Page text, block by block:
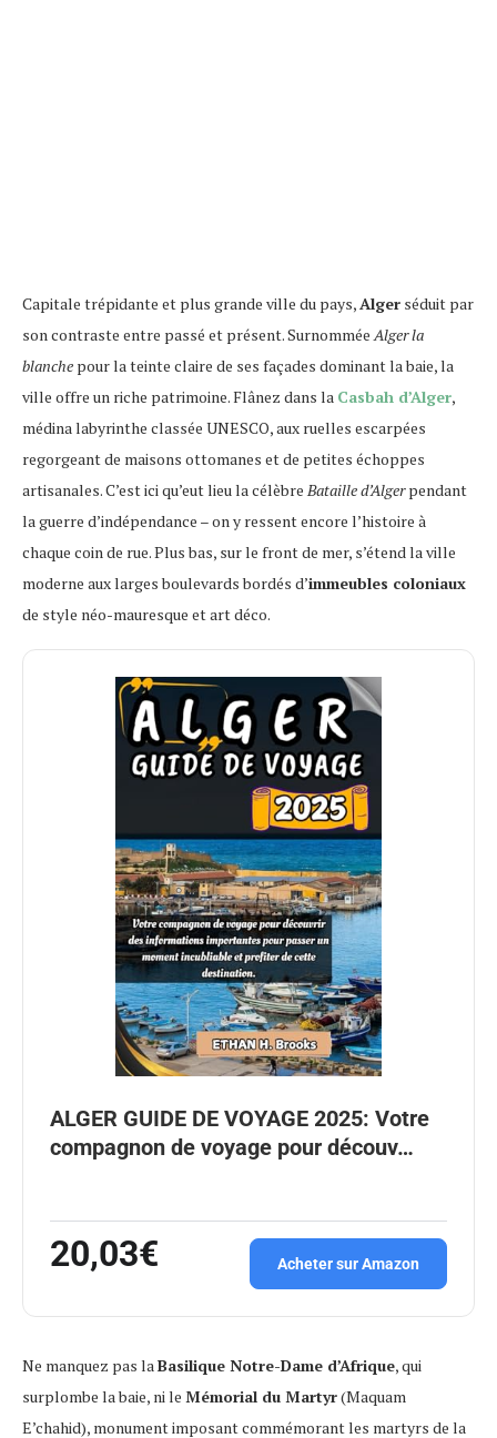
Capitale trépidante et plus grande ville du pays,Alger séduit par
son contraste entre passé et présent. SurnomméeAlger la
blanche pour la teinte claire de ses façades dominant la baie, la
ville offre un riche patrimoine. Flânez dans la Casbah d’Alger,
médina labyrinthe classée UNESCO, aux ruelles escarpées
regorgeant de maisons ottomanes et de petites échoppes
artisanales. C’est ici qu’eut lieu la célèbre Bataille d’Algerpendant
la guerre d’indépendance – on y ressent encore l’histoire à
chaque coin de rue. Plus bas, sur le front de mer, s’étend la ville
moderne aux larges boulevards bordés d’immeubles coloniaux
de style néo-mauresque et art déco.
ALGER GUIDE DE VOYAGE 2025: Votre
compagnon de voyage pour découv…
20,03€ Acheter sur Amazon
Ne manquez pas la Basilique Notre-Dame d’Afrique, qui
surplombe la baie, ni le Mémorial du Martyr(Maquam
E’chahid), monument imposant commémorant les martyrs de la